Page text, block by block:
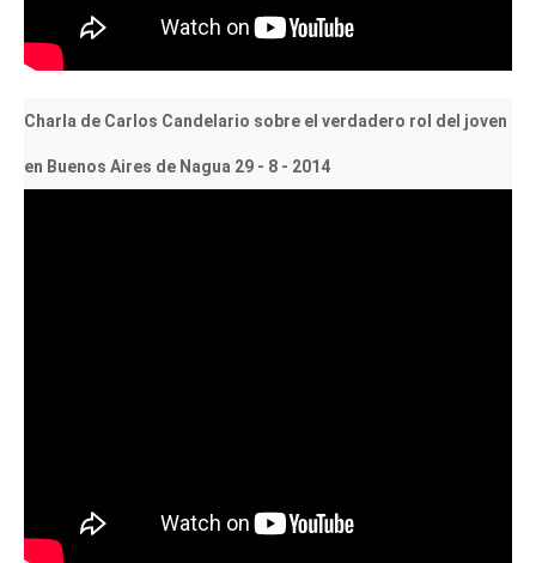
Charla de Carlos Candelario sobre el verdadero rol del joven
en Buenos Aires de Nagua 29 - 8 - 2014